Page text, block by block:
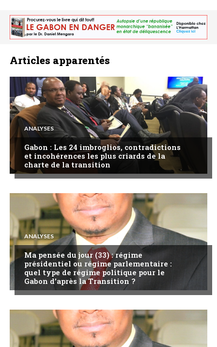
Articles apparentés
ANALYSES
Gabon : Les 24 imbroglios, contradictions
et incohérences les plus criards de la
charte de la transition
ANALYSES
Ma pensée du jour (33) : régime
présidentiel ou régime parlementaire :
quel type de régime politique pour le
Gabon d’après la Transition ?